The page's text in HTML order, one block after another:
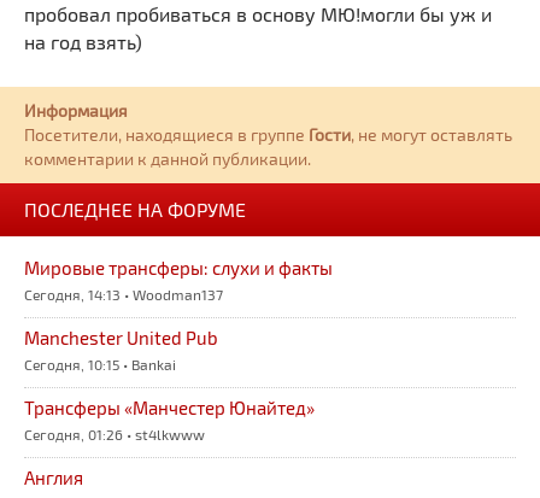
пробовал пробиваться в основу МЮ!могли бы уж и
на год взять)
Информация
Посетители, находящиеся в группе Гости, не могут оставлять
комментарии к данной публикации.
ПОСЛЕДНЕЕ НА ФОРУМЕ
Мировые трансферы: слухи и факты
Сегодня, 14:13 • Woodman137
Manchester United Pub
Сегодня, 10:15 • Bankai
Трансферы «Манчестер Юнайтед»
Сегодня, 01:26 • st4lkwww
Англия